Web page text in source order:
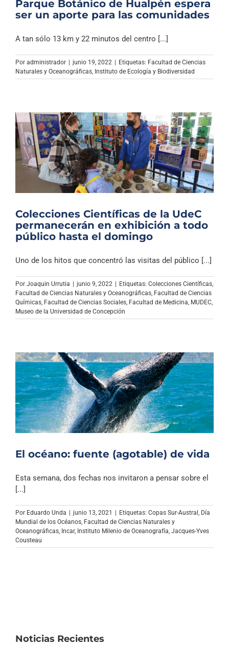
Parque Botánico de Hualpén espera
ser un aporte para las comunidades
A tan sólo 13 km y 22 minutos del centro [...]
Por administrador junio 19, 2022 Etiquetas: Facultad de Ciencias
Naturales y Oceanográficas, Instituto de Ecología y Biodiversidad
Colecciones Científicas de la UdeC
permanecerán en exhibición a todo
público hasta el domingo
Uno de los hitos que concentró las visitas del público [...]
Por Joaquin Urrutia junio 9, 2022 Etiquetas: Colecciones Científicas,
Facultad de Ciencias Naturales y Oceanográficas, Facultad de Ciencias
Químicas, Facultad de Ciencias Sociales, Facultad de Medicina, MUDEC,
Museo de la Universidad de Concepción
El océano: fuente (agotable) de vida
Esta semana, dos fechas nos invitaron a pensar sobre el
[...]
Por Eduardo Unda | junio 13, 2021 | Etiquetas: Copas Sur-Austral, Día
Mundial de los Océanos, Facultad de Ciencias Naturales y
Oceanográficas, Incar, Instituto Milenio de Oceanografía, Jacques-Yves
Cousteau
Noticias Recientes